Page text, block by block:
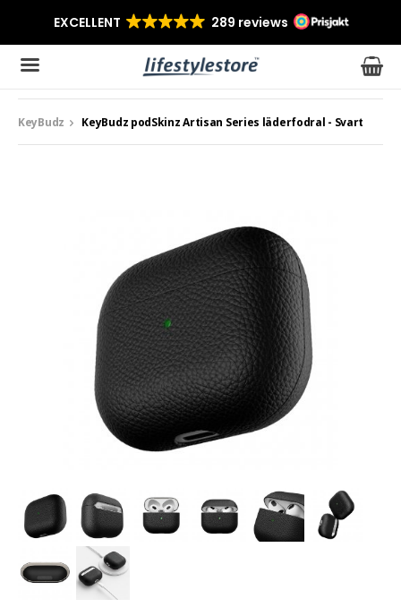
Produkten har blivit tillagd i varukorgen
KeyBudz KeyBudz podSkinz Artisan Series läderfodral - Svart